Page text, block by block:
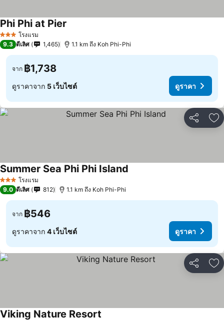
3 ดาว โรงแรม
Phi Phi at Pier
9.3 ดีเลิศ 1,465 1.1 km ถึง Koh Phi-Phi
จาก ฿1,738
ดูราคาจาก 5 เว็บไซต์ ดูราคา
แชร์ เ
3 ดาว โรงแรม
Summer Sea Phi Phi Island
9.0 ดีเลิศ 812 1.1 km ถึง Koh Phi-Phi
จาก ฿546
ดูราคาจาก 4 เว็บไซต์ ดูราคา
แชร์ เ
Viking Nature Resort